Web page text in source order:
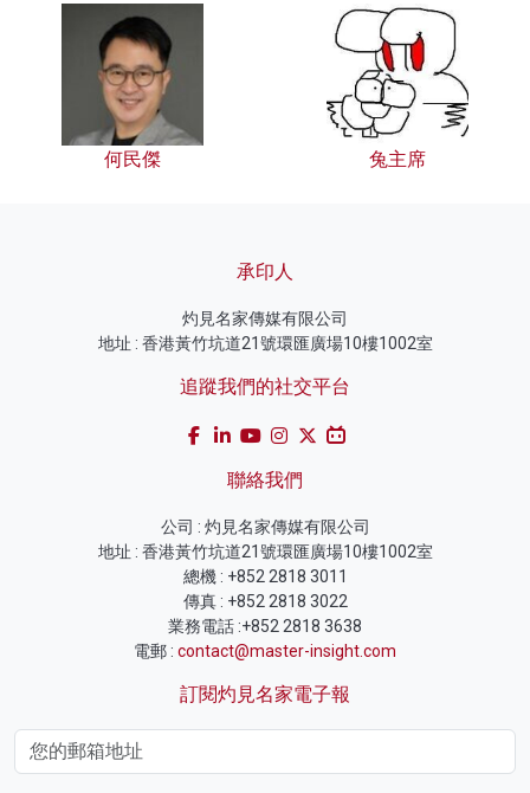
何民傑 兔主席
承印人
灼見名家傳媒有限公司
地址 : 香港黃竹坑道21號環匯廣場10樓1002室
追蹤我們的社交平台
聯絡我們
公司 : 灼見名家傳媒有限公司
地址 : 香港黃竹坑道21號環匯廣場10樓1002室
總機 : +852 2818 3011
傳真 : +852 2818 3022
業務電話 :+852 2818 3638
電郵 : contact@master-insight.com
訂閱灼見名家電子報